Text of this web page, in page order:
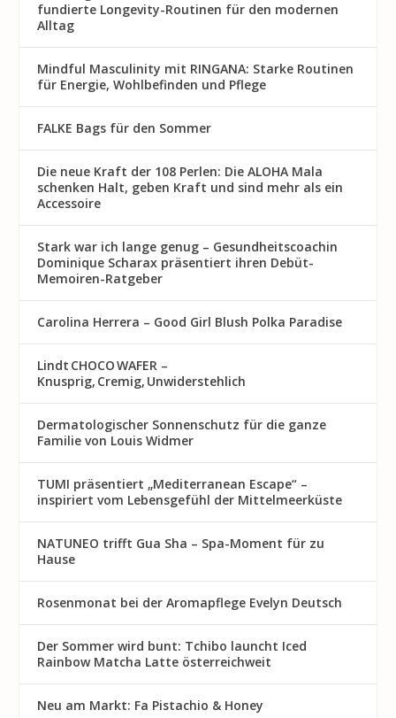
fundierte Longevity-Routinen für den modernen
Alltag
Mindful Masculinity mit RINGANA: Starke Routinen
für Energie, Wohlbefinden und Pflege
FALKE Bags für den Sommer
Die neue Kraft der 108 Perlen: Die ALOHA Mala
schenken Halt, geben Kraft und sind mehr als ein
Accessoire
Stark war ich lange genug – Gesundheitscoachin
Dominique Scharax präsentiert ihren Debüt-
Memoiren-Ratgeber
Carolina Herrera – Good Girl Blush Polka Paradise
Lindt CHOCO WAFER –
Knusprig, Cremig, Unwiderstehlich
Dermatologischer Sonnenschutz für die ganze
Familie von Louis Widmer
TUMI präsentiert „Mediterranean Escape“ –
inspiriert vom Lebensgefühl der Mittelmeerküste
NATUNEO trifft Gua Sha – Spa-Moment für zu
Hause
Rosenmon at bei der Aromapflege Evelyn Deutsch
Der Sommer wird bunt: Tchibo launcht Iced
Rainbow Matcha Latte österreichweit
Neu am Markt: Fa Pistachio & Honey